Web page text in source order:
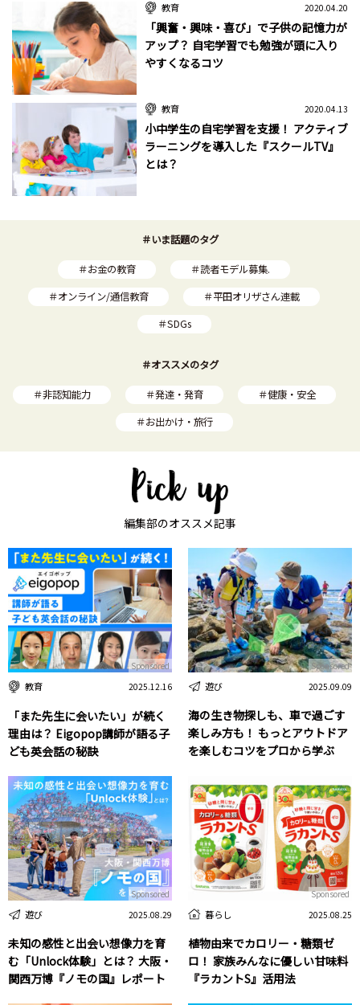
教育 2020.04.20
「興奮・興味・喜び」で子供の記憶力が
アップ？ 自宅学習でも勉強が頭に入り
やすくなるコツ
教育 2020.04.13
小中学生の自宅学習を支援！ アクティブ
ラーニングを導入した『スクールTV』
とは？
＃いま話題のタグ
＃お金の教育
＃読者モデル募集.
＃オンライン/通信教育
＃平田オリザさん連載
＃SDGs
＃オススメのタグ
＃非認知能力 ＃発達・発育
＃健康・安全
＃お出かけ・旅行
編集部のオススメ記事
教育 2025.12.16
「また先生に会いたい」が続く
理由は？ Eigopop講師が語る子
ども英会話の秘訣
Sponsored
遊び 2025.09.09
海の生き物探しも、車で過ごす
楽しみ方も！ もっとアウトドア
を楽しむコツをプロから学ぶ
Sponsored
遊び 2025.08.29
未知の感性と出会い想像力を育
む「Unlock体験」とは？ 大阪・
関西万博『ノモの国』レポート
Sponsored
暮らし 2025.08.25
植物由来でカロリー・糖類ゼ
ロ！ 家族みんなに優しい甘味料
『ラカントS』活用法
Sponsored